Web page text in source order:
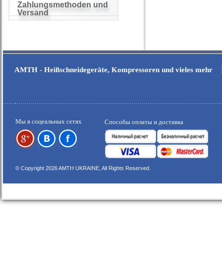
Zahlungsmethoden und
Versand
AMTH - Heißschneidegeräte, Kompressoren und vieles mehr
Мы в соцеальных сетях Способы оплаты и доставка
© Copyright 2026 AMTH UKRAINE, All Rights Reserved.